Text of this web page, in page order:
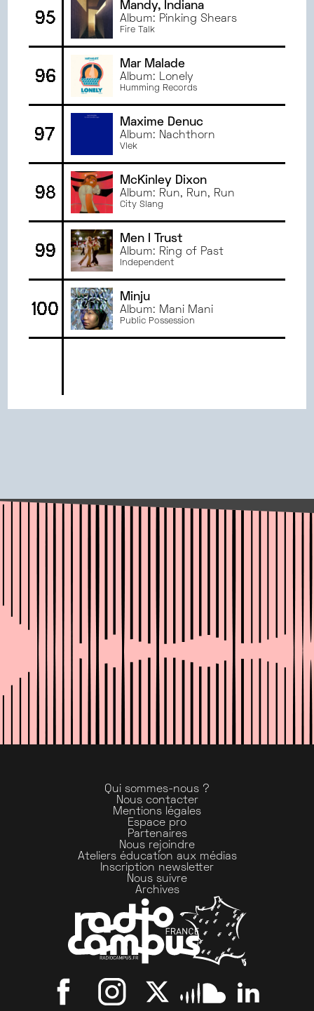
95
Mandy, Indiana
Album: Pinking Shears
Fire Talk
96
Mar Malade
Album: Lonely
Humming Records
97
Maxime Denuc
Album: Nachthorn
Vlek
98
McKinley Dixon
Album: Run, Run, Run
City Slang
99
Men I Trust
Album: Ring of Past
Independent
100
Minju
Album: Mani Mani
Public Possession
Qui sommes-nous ?
Nous contacter
Mentions légales
Espace pro
Partenaires
Nous rejoindre
Ateliers éducation aux médias
Inscription newsletter
Nous suivre
Archives